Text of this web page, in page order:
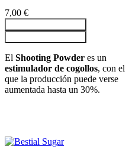
7,00 €
El Shooting Powder es un
estimulador de cogollos, con el
que la producción puede verse
aumentada hasta un 30%.